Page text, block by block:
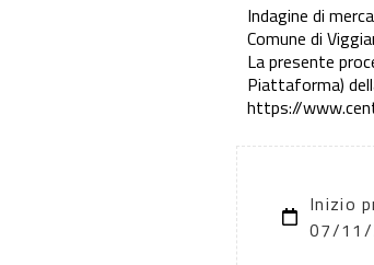
Indagine di
Comune di
La presente
Piattaforma)
https://
Inizio
07/11/